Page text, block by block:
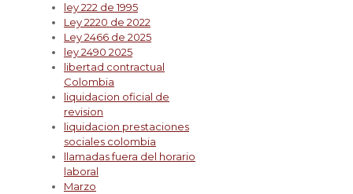
ley 222 de 1995
Ley 2220 de 2022
Ley 2466 de 2025
ley 2490 2025
libertad contractual
Colombia
liquidacion oficial de
revision
liquidacion prestaciones
sociales colombia
llamadas fuera del horario
laboral
Marzo